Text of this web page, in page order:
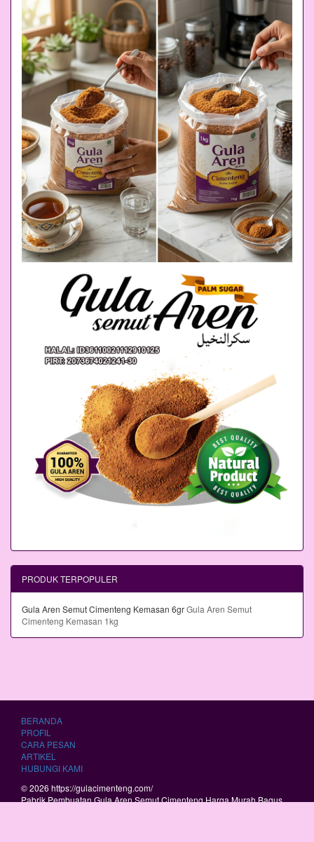
PRODUK TERPOPULER
Gula Aren Semut Cimenteng Kemasan 6grGula Aren Semut
Cimenteng Kemasan 1kg
BERANDA
PROFIL
CARA PESAN
ARTIKEL
HUBUNGI KAMI
© 2026 https://gulacimenteng.com/
Pabrik Pembuatan Gula Aren Semut Cimenteng Harga Murah Bagus